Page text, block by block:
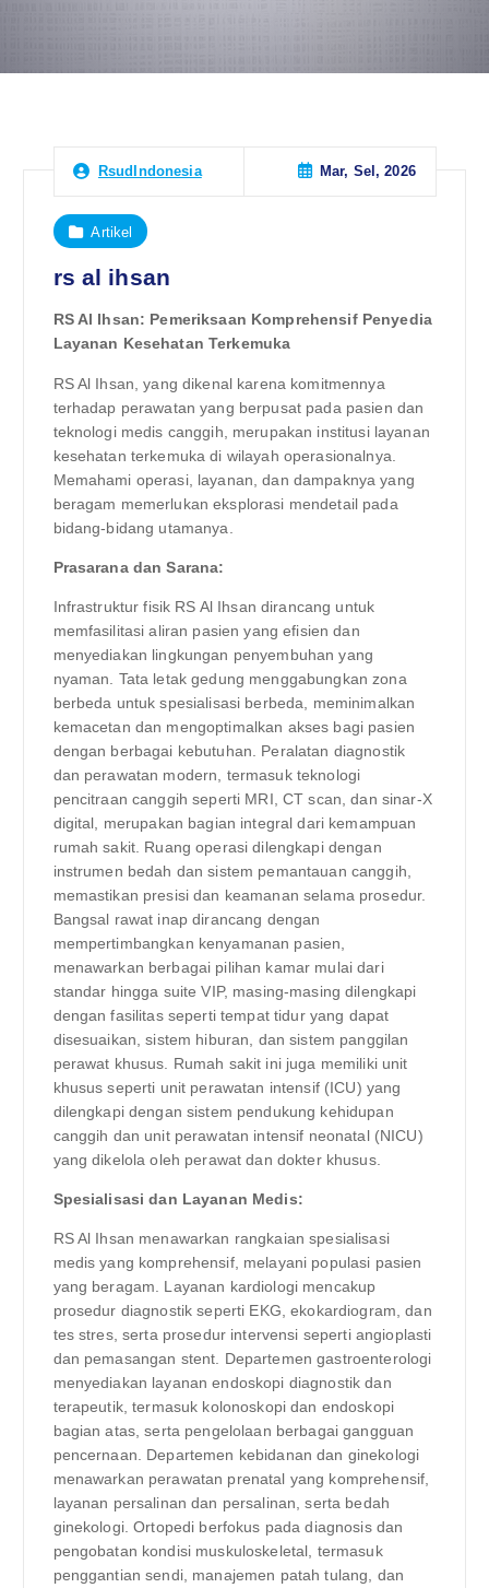
RsudIndonesia Mar, Sel, 2026
Artikel
rs al ihsan
RS Al Ihsan: Pemeriksaan Komprehensif Penyedia
Layanan Kesehatan Terkemuka
RS Al Ihsan, yang dikenal karena komitmennya
terhadap perawatan yang berpusat pada pasien dan
teknologi medis canggih, merupakan institusi layanan
kesehatan terkemuka di wilayah operasionalnya.
Memahami operasi, layanan, dan dampaknya yang
beragam memerlukan eksplorasi mendetail pada
bidang-bidang utamanya.
Prasarana dan Sarana:
Infrastruktur fisik RS Al Ihsan dirancang untuk
memfasilitasi aliran pasien yang efisien dan
menyediakan lingkungan penyembuhan yang
nyaman. Tata letak gedung menggabungkan zona
berbeda untuk spesialisasi berbeda, meminimalkan
kemacetan dan mengoptimalkan akses bagi pasien
dengan berbagai kebutuhan. Peralatan diagnostik
dan perawatan modern, termasuk teknologi
pencitraan canggih seperti MRI, CT scan, dan sinar-X
digital, merupakan bagian integral dari kemampuan
rumah sakit. Ruang operasi dilengkapi dengan
instrumen bedah dan sistem pemantauan canggih,
memastikan presisi dan keamanan selama prosedur.
Bangsal rawat inap dirancang dengan
mempertimbangkan kenyamanan pasien,
menawarkan berbagai pilihan kamar mulai dari
standar hingga suite VIP, masing-masing dilengkapi
dengan fasilitas seperti tempat tidur yang dapat
disesuaikan, sistem hiburan, dan sistem panggilan
perawat khusus. Rumah sakit ini juga memiliki unit
khusus seperti unit perawatan intensif (ICU) yang
dilengkapi dengan sistem pendukung kehidupan
canggih dan unit perawatan intensif neonatal (NICU)
yang dikelola oleh perawat dan dokter khusus.
Spesialisasi dan Layanan Medis:
RS Al Ihsan menawarkan rangkaian spesialisasi
medis yang komprehensif, melayani populasi pasien
yang beragam. Layanan kardiologi mencakup
prosedur diagnostik seperti EKG, ekokardiogram, dan
tes stres, serta prosedur intervensi seperti angioplasti
dan pemasangan stent. Departemen gastroenterologi
menyediakan layanan endoskopi diagnostik dan
terapeutik, termasuk kolonoskopi dan endoskopi
bagian atas, serta pengelolaan berbagai gangguan
pencernaan. Departemen kebidanan dan ginekologi
menawarkan perawatan prenatal yang komprehensif,
layanan persalinan dan persalinan, serta bedah
ginekologi. Ortopedi berfokus pada diagnosis dan
pengobatan kondisi muskuloskeletal, termasuk
penggantian sendi, manajemen patah tulang, dan